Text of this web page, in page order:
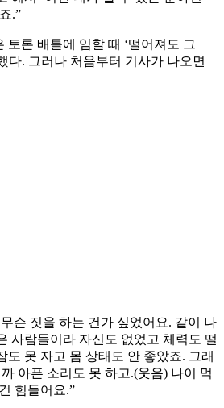
.”
토론 배틀에 임할 때 ‘떨어져도 그
다. 그러나 처음부터 기사가 나오면
슨 짓을 하는 건가 싶었어요. 같이 나
사람들이라 자신도 없었고 체력도 떨
도 못 자고 몸 상태도 안 좋았죠. 그래
아픈 소리도 못 하고.(웃음) 나이 먹
힘들어요.”